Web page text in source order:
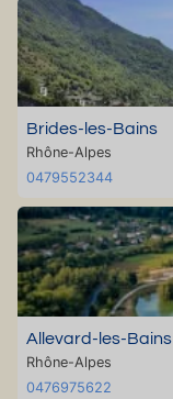
Brides-les-Bains
Rhône-Alpes
0479552344
Allevard-les-Bains
Rhône-Alpes
0476975622